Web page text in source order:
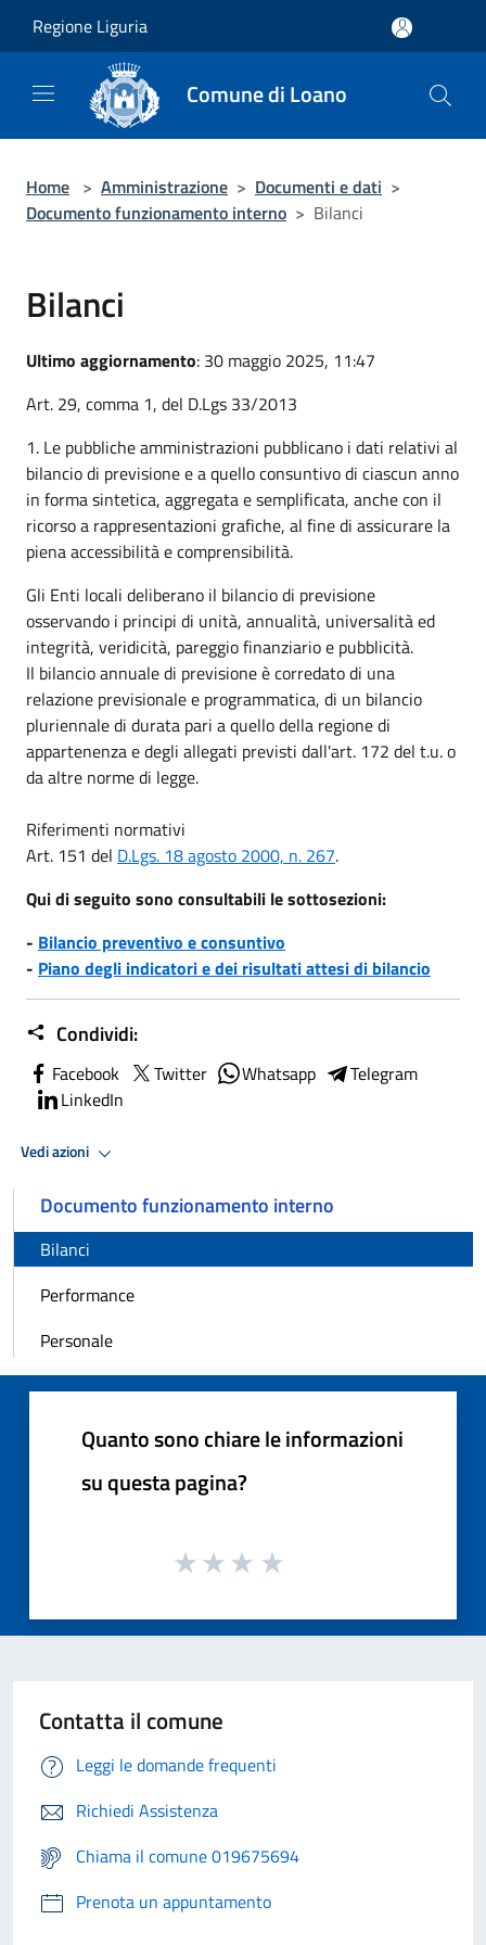
Regione Liguria
Comune di Loano
Home > Amministrazione > Documenti e dati >
Documento funzionamento interno > Bilanci
Bilanci
Ultimo aggiornamento: 30 maggio 2025, 11:47
Art. 29, comma 1, del D.Lgs 33/2013
1. Le pubbliche amministrazioni pubblicano i dati relativi al
bilancio di previsione e a quello consuntivo di ciascun anno
in forma sintetica, aggregata e semplificata, anche con il
ricorso a rappresentazioni grafiche, al fine di assicurare la
piena accessibilità e comprensibilità.
Gli Enti locali deliberano il bilancio di previsione
osservando i principi di unità, annualità, universalità ed
integrità, veridicità, pareggio finanziario e pubblicità.
Il bilancio annuale di previsione è corredato di una
relazione previsionale e programmatica, di un bilancio
pluriennale di durata pari a quello della regione di
appartenenza e degli allegati previsti dall'art. 172 del t.u. o
da altre norme di legge.
Riferimenti normativi
Art. 151 del D.Lgs. 18 agosto 2000, n. 267.
Qui di seguito sono consultabili le sottosezioni:
- Bilancio preventivo e consuntivo
- Piano degli indicatori e dei risultati attesi di bilancio
Condividi:
Facebook Twitter Whatsapp
Telegram
LinkedIn
Vedi azioni
Documento funzionamento interno
Bilanci
Performance
Personale
Quanto sono chiare le informazioni
su questa pagina?
Contatta il comune
Leggi le domande frequenti
Richiedi Assistenza
Chiama il comune 019675694
Prenota un appuntamento